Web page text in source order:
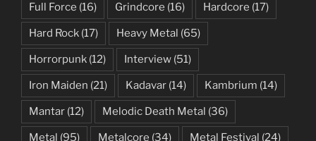
Full Force (16) Grindcore (16) Hardcore (17)
Hard Rock (17) Heavy Metal (65)
Horrorpunk (12) Interview (51)
Iron Maiden (21) Kadavar (14) Kambrium (14)
Mantar (12) Melodic Death Metal (36)
Metal (95) Metalcore (34) Metal Festival (24)